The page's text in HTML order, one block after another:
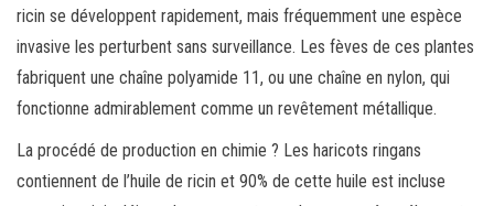
ricin se développent rapidement, mais fréquemment une espèce
invasive les perturbent sans surveillance. Les fèves de ces plantes
fabriquent une chaîne polyamide 11, ou une chaîne en nylon, qui
fonctionne admirablement comme un revêtement métallique.
La procédé de production en chimie ? Les haricots ringans
contiennent de l’huile de ricin et 90% de cette huile est incluse